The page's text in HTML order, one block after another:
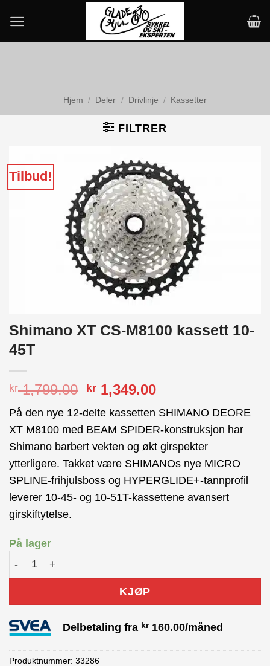
content
Hjem / Deler / Drivlinje / Kassetter
FILTRER
Tilbud!
Shimano XT CS-M8100 kassett 10-
45T
kr1,799.00 Opprinnelig
var:
kr 1,799.00.
kr 1,349.00Nåværende
er:
kr 1,349.00.
På den nye 12-delte kassetten SHIMANO DEORE
XT M8100 med BEAM SPIDER-konstruksjon har
Shimano barbert vekten og økt girspekter
ytterligere. Takket være SHIMANOs nye MICRO
SPLINE-frihjulsboss og HYPERGLIDE+-tannprofil
leverer 10-45- og 10-51T-kassettene avansert
girskiftytelse.
På lager
Shimano XT CS-M8100 kassett 10-45T antall
KJØP
Delbetaling fra kr160.00/måned
Produktnummer: 33286